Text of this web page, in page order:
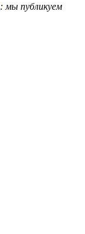
: мы публикуем